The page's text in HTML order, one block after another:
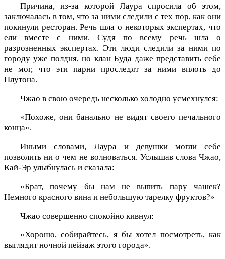
Причина, из-за которой Лаура спросила об этом,
заключалась в том, что за ними следили с тех пор, как они
покинули ресторан. Речь шла о некоторых экспертах, что
ели вместе с ними. Судя по всему речь шла о
разрозненных экспертах. Эти люди следили за ними по
городу уже полдня, но клан Буда даже представить себе
не мог, что эти парни проследят за ними вплоть до
Плутона.
Чжао в свою очередь несколько холодно усмехнулся:
«Похоже, они банально не видят своего печального
конца».
Иными словами, Лаура и девушки могли себе
позволить ни о чем не волноваться. Услышав слова Чжао,
Кай-Эр улыбнулась и сказала:
«Брат, почему бы нам не выпить пару чашек?
Немного красного вина и небольшую тарелку фруктов?»
Чжао совершенно спокойно кивнул:
«Хорошо, собирайтесь, я бы хотел посмотреть, как
выглядит ночной пейзаж этого города».